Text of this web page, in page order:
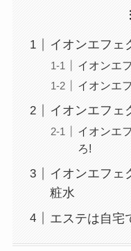
イオンエフェ
イオンエ
イオンエ
イオンエフェ
イオンエ
ろ!
イオンエフェ
粧水
エステは自宅